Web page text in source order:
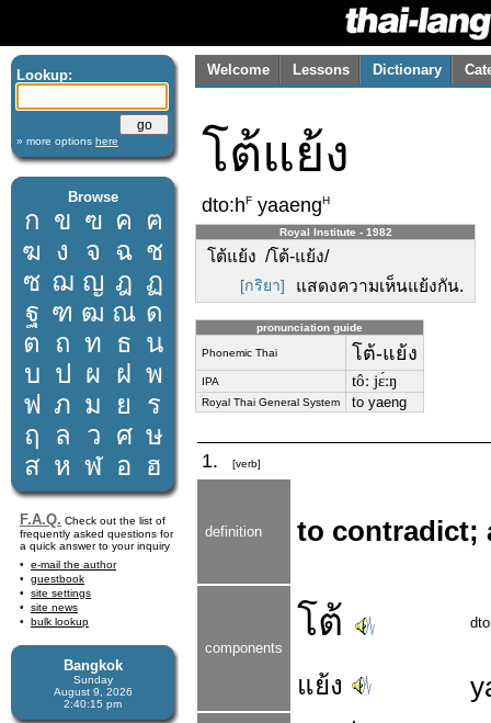
Lookup:
» more options here
Browse
ก ข ฃ ค ฅ
ฆ ง จ ฉ ช
ซ ฌ ญ ฎ ฏ
ฐ ฑ ฒ ณ ด
ต ถ ท ธ น
บ ป ผ ฝ พ
ฟ ภ ม ย
ร
ฤ
ล ว ศ ษ
ส ห ฬ อ ฮ
F.A.Q. Check out the list of
frequently asked questions for
a quick answer to your inquiry
e-mail the author
guestbook
site settings
site news
bulk lookup
Bangkok
Sunday
August 9, 2026
2:40:15 pm
Welcome Lessons Dictionary
โต้แย้ง
dto:hF yaaengH
Royal Institute - 1982
โต้แย้ง /โต้-แย้ง/
[กริยา] แสดงความเห็นแย้งกัน.
pronunciation guide
Phonemic Thai โต้-แย้ง
IPA tôː jɛ́ːŋ
Royal Thai General System to yaeng
1. [verb]
definition to contradict;
components
โต้
แย้ง